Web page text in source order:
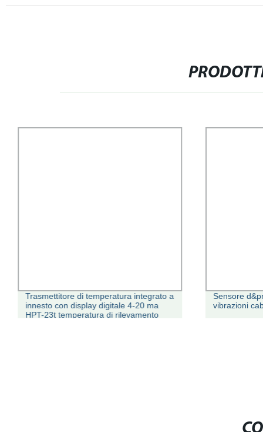
Trasmettitore di temperatura integrato a
innesto con display digitale 4-20 ma
HPT-23t temperatura di rilevamento
Sensore
vibrazioni